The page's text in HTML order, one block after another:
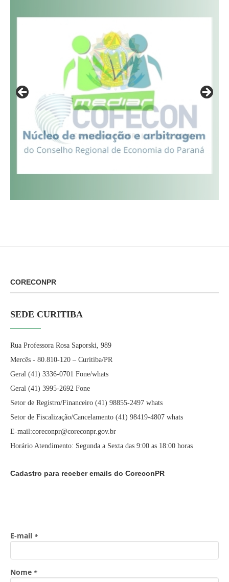
CORECONPR
SEDE CURITIBA
Rua Professora Rosa Saporski, 989
Mercês - 80.810-120 – Curitiba/PR
Geral (41) 3336-0701 Fone/whats
Geral (41) 3995-2692 Fone
Setor de Registro/Financeiro (41) 98855-2497 whats
Setor de Fiscalização/Cancelamento (41) 98419-4807 whats
E-mail:coreconpr@coreconpr.gov.br
Horário Atendimento: Segunda a Sexta das 9:00 as 18:00 horas
Cadastro para receber emails do CoreconPR